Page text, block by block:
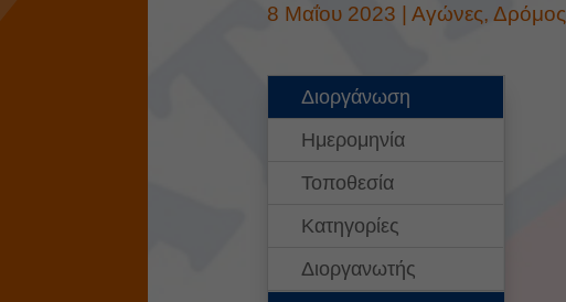
8 Μαΐου 2023 | Αγώνες, Δρόμος
Διοργάνωση
Ημερομηνία
Τοποθεσία
Κατηγορίες
Διοργανωτής